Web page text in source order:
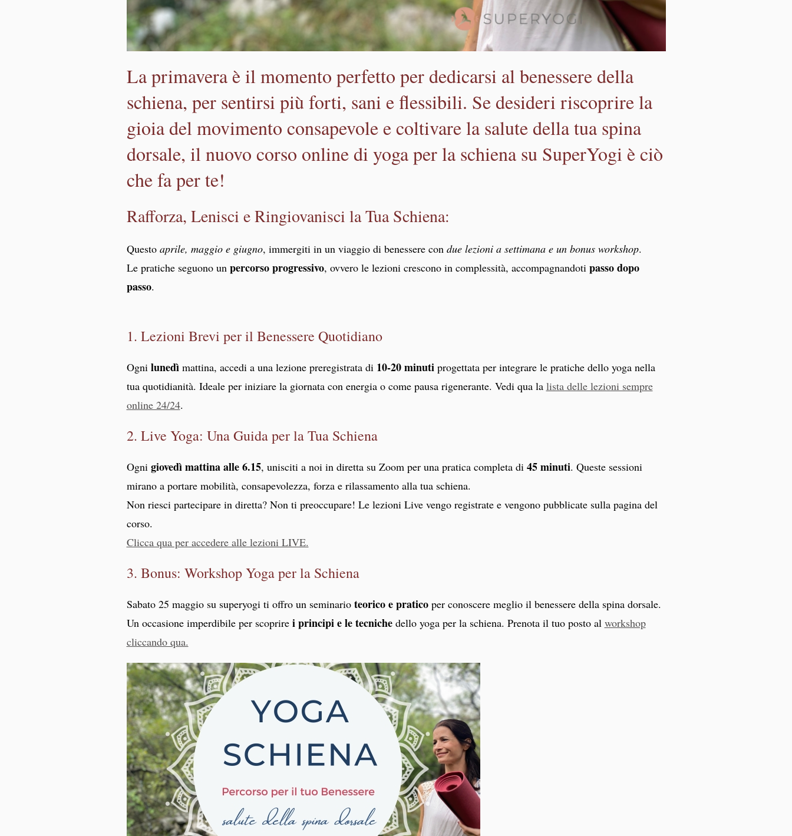
La primavera è il momento perfetto per dedicarsi al benessere della
schiena, per sentirsi più forti, sani e flessibili. Se desideri riscoprire la
gioia del movimento consapevole e coltivare la salute della tua spina
dorsale, il nuovo corso online di yoga per la schiena su SuperYogi è ciò
che fa per te!
Rafforza, Lenisci e Ringiovanisci la Tua Schiena:
Questo aprile, maggio e giugno, immergiti in un viaggio di benessere con due lezioni a settimana e un bonus workshop.
Le pratiche seguono un percorso progressivo, ovvero le lezioni crescono in complessità, accompagnandoti passo dopo
passo.
1. Lezioni Brevi per il Benessere Quotidiano
Ogni lunedì mattina, accedi a una lezione preregistrata di 10-20 minuti progettata per integrare le pratiche dello yoga nella
tua quotidianità. Ideale per iniziare la giornata con energia o come pausa rigenerante. Vedi qua la lista delle lezioni sempre
online 24/24.
2. Live Yoga: Una Guida per la Tua Schiena
Ogni giovedì mattina alle 6.15, unisciti a noi in diretta su Zoom per una pratica completa di 45 minuti. Queste sessioni
mirano a portare mobilità, consapevolezza, forza e rilassamento alla tua schiena.
Non riesci partecipare in diretta? Non ti preoccupare! Le lezioni Live vengo registrate e vengono pubblicate sulla pagina del
corso.
Clicca qua per accedere alle lezioni LIVE.
3. Bonus: Workshop Yoga per la Schiena
Sabato 25 maggio su superyogi ti offro un seminario teorico e praticoper conoscere meglio il benessere della spina dorsale.
Un occasione imperdibile per scoprirei principi e le tecnichedello yoga per la schiena. Prenota il tuo posto al workshop
cliccando qua.